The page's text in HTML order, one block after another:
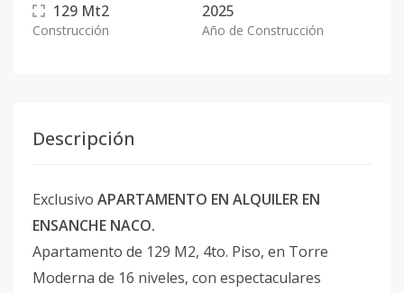
129 Mt2
Construcción
2025
Año de Construcción
Descripción
Exclusivo APARTAMENTO EN ALQUILER EN
ENSANCHE NACO.
Apartamento de 129 M2, 4to. Piso, en Torre
Moderna de 16 niveles, con espectaculares